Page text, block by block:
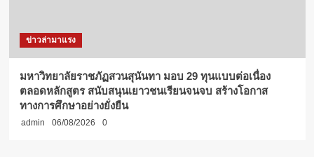
ข่าวล่ามาแรง
มหาวิทยาลัยราชภัฏสวนสุนันทา มอบ 29 ทุนแบบต่อเนื่อง
ตลอดหลักสูตร สนับสนุนเยาวชนเรียนจนจบ สร้างโอกาส
ทางการศึกษาอย่างยั่งยืน
admin 06/08/2026 0